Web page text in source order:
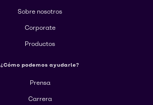
Sobre nosotros
Corporate
Productos
¿Cómo podemos ayudarle?
Prensa
Carrera